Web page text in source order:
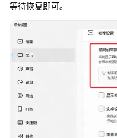
等待恢复即可。